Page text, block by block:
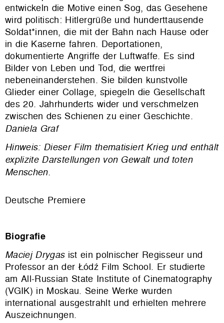
entwickeln die Motive einen Sog, das Gesehene
wird politisch: Hitlergrüße und hunderttausende
Soldat*innen, die mit der Bahn nach Hause oder
in die Kaserne fahren. Deportationen,
dokumentierte Angriffe der Luftwaffe. Es sind
Bilder von Leben und Tod, die wertfrei
nebeneinanderstehen. Sie bilden kunstvolle
Glieder einer Collage, spiegeln die Gesellschaft
des 20. Jahrhunderts wider und verschmelzen
zwischen des Schienen zu einer Geschichte.
Daniela Graf
Hinweis: Dieser Film thematisiert Krieg und enthält
explizite Darstellungen von Gewalt und toten
Menschen.
Deutsche Premiere
Biografie
Maciej Drygasist ein polnischer Regisseur und
Professor an der Łódź Film School. Er studierte
am All-Russian State Institute of Cinematography
(VGIK) in Moskau. Seine Werke wurden
international ausgestrahlt und erhielten mehrere
Auszeichnungen.